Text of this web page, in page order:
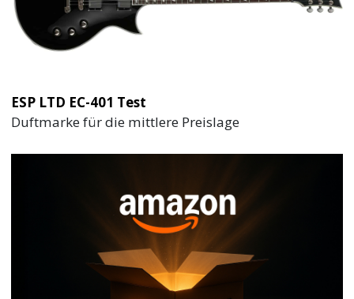
ESP LTD EC-401 Test
Duftmarke für die mittlere Preislage